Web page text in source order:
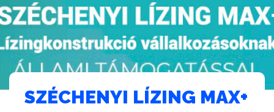
SZÉCHENYI LÍZING MAX+